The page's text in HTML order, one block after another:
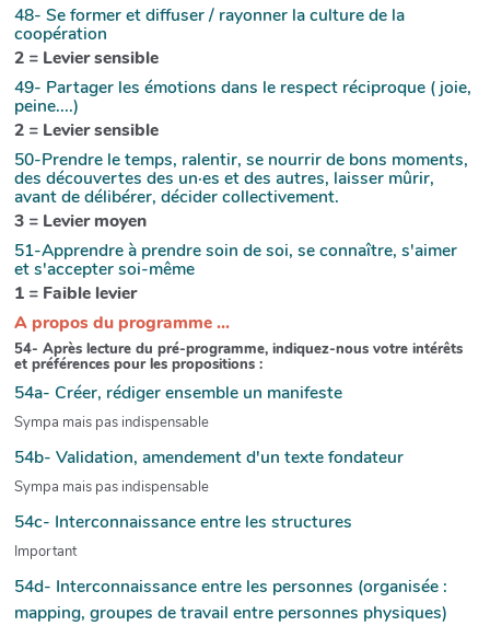
48- Se former et diffuser / rayonner la culture de la
coopération
2 = Levier sensible
49- Partager les émotions dans le respect réciproque ( joie,
peine....)
2 = Levier sensible
50-Prendre le temps, ralentir, se nourrir de bons moments,
des découvertes des un·es et des autres, laisser mûrir,
avant de délibérer, décider collectivement.
3 = Levier moyen
51-Apprendre à prendre soin de soi, se connaître, s'aimer
et s'accepter soi-même
1 = Faible levier
A propos du programme ...
54- Après lecture du pré-programme, indiquez-nous votre intérêts
et préférences pour les propositions :
54a- Créer, rédiger ensemble un manifeste
Sympa mais pas indispensable
54b- Validation, amendement d'un texte fondateur
Sympa mais pas indispensable
54c- Interconnaissance entre les structures
Important
54d- Interconnaissance entre les personnes (organisée :
mapping, groupes de travail entre personnes physiques)